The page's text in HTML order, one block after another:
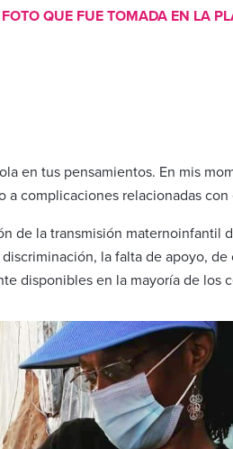
QUE FUE TOMADA EN LA
en tus pensamientos. En mis
a complicaciones relacionadas con
de la transmisión maternoinfantil
la falta de apoyo,
disponibles en la mayoría de los